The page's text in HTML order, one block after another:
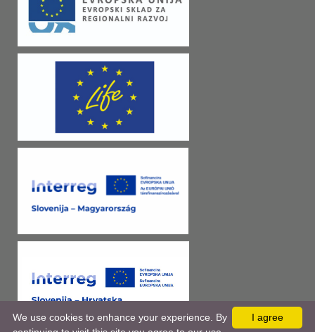
I agree
We use cookies to enhance your experience. By